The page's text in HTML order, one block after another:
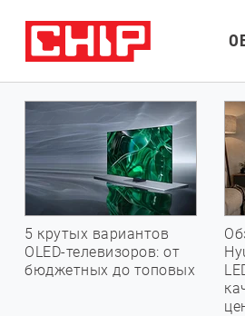
5 крутых вариантов
OLED-телевизоров: от
бюджетных до топовых